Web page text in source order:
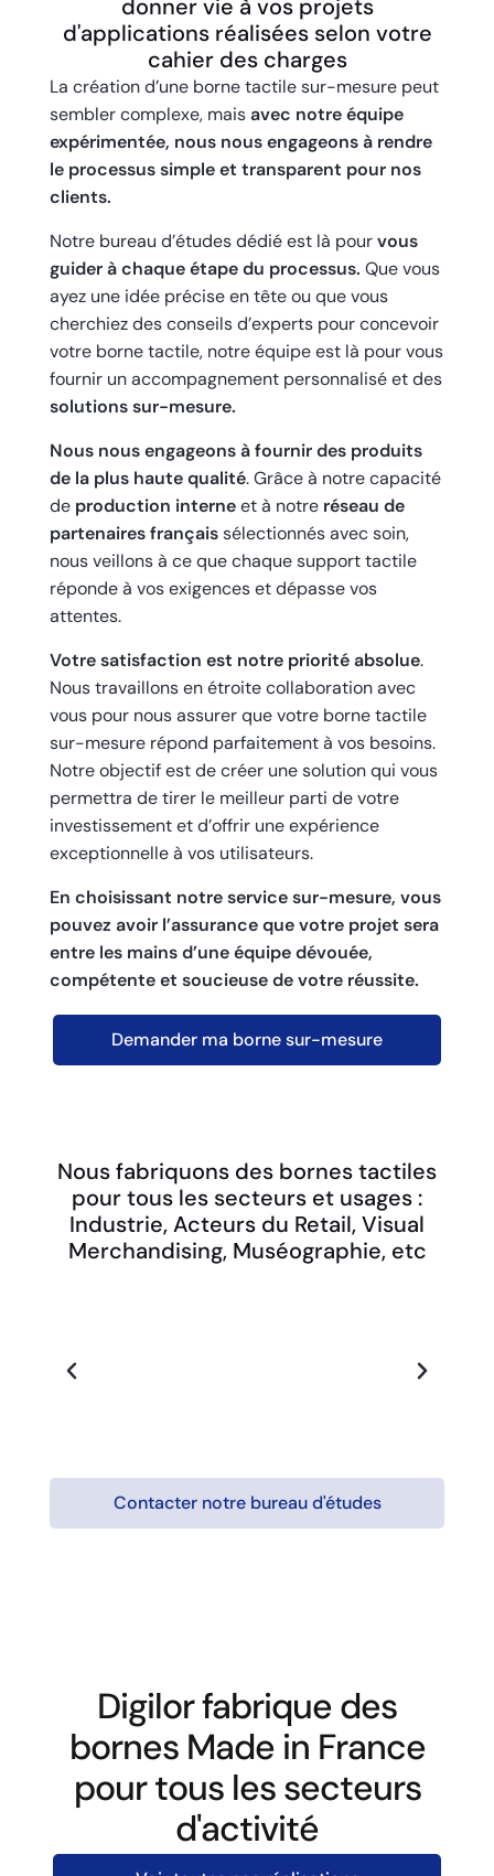
donner vie à vos projets
d'applications réalisées selon votre
cahier des charges
La création d’une borne tactile sur-mesure peut
sembler complexe, maisavec notre équipe
expérimentée, nous nous engageons à rendre
le processus simple et transparent pour nos
clients.
Notre bureau d’études dédié est là pourvous
guider à chaque étape du processus. Que vous
ayez une idée précise en tête ou que vous
cherchiez des conseils d’experts pour concevoir
votre borne tactile, notre équipe est là pour vous
fournir un accompagnement personnalisé et des
solutions sur-mesure.
Nous nous engageons à fournir des produits
de la plus haute qualité. Grâce à notre capacité
de production interneet à notre réseau de
partenaires françaissélectionnés avec soin,
nous veillons à ce que chaque support tactile
réponde à vos exigences et dépasse vos
attentes.
Votre satisfaction est notre priorité absolue.
Nous travaillons en étroite collaboration avec
vous pour nous assurer que votre borne tactile
sur-mesure répond parfaitement à vos besoins.
Notre objectif est de créer une solution qui vous
permettra de tirer le meilleur parti de votre
investissement et d’offrir une expérience
exceptionnelle à vos utilisateurs.
En choisissant notre service sur-mesure, vous
pouvez avoir l’assurance que votre projet sera
entre les mains d’une équipe dévouée,
compétente et soucieuse de votre réussite.
Demander ma borne sur-mesure
Nous fabriquons des bornes tactiles
pour tous les secteurs et usages :
Industrie, Acteurs du Retail, Visual
Merchandising, Muséographie, etc
Contacter notre bureau d'études
Digilor fabrique des
bornes Made in France
pour tous les secteurs
d'activité